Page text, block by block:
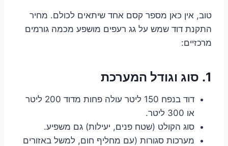
טוב, אין כאן מספר קסם אחד שיתאים לכולם. מחיר
התקנת דוד שמש על גג רעפים מושפע מכמה גורמים
מרכזיים:
1. סוג וגודל המערכת
דוד בנפח 150 ליטר עולה פחות מדוד 200 ליטר
או 300 ליטר.
סוג הקולט (שטח פנים, יעילות) גם משפיע.
מערכות סגורות (עם מחליף חום, למשל באזורים